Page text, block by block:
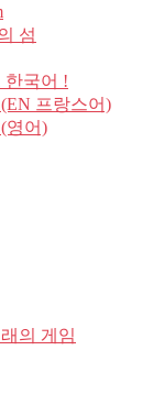
섬
한국어 !
프랑스어)
영어)
의 게임